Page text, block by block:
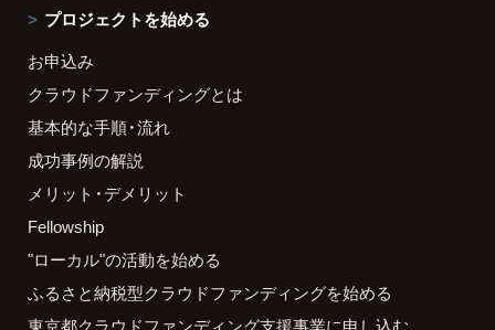
プロジェクトを始める
お申込み
クラウドファンディングとは
基本的な手順・流れ
成功事例の解説
メリット・デメリット
Fellowship
"ローカル"の活動を始める
ふるさと納税型クラウドファンディングを始める
東京都クラウドファンディング支援事業に申し込む